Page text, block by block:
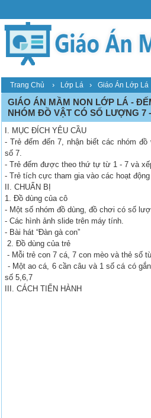
Trang Chủ › Lớp Lá › Giáo Án Lớp Lá
GIÁO ÁN MẦM NON LỚP LÁ -
NHÓM ĐỒ VẬT CÓ SỐ LƯỢNG 7
I. MỤC ĐÍCH YÊU CẦU
- Trẻ đếm đến 7, nhận biết các nhóm
số 7.
- Trẻ đếm được theo thứ tự từ 1 - 7 và
- Trẻ tích cực tham gia vào các hoạt
II. CHUẨN BỊ
1. Đồ dùng của cô
- Một số nhóm đồ dùng, đồ chơi có số
- Các hình ảnh slide trên máy tính.
- Bài hát “Đàn gà con”
2. Đồ dùng của trẻ
- Mỗi trẻ con 7 cá, 7 con mèo và thẻ số
- Một ao cá, 6 cần câu và 1 số cá có
số 5,6,7
III. CÁCH TIẾN HÀNH